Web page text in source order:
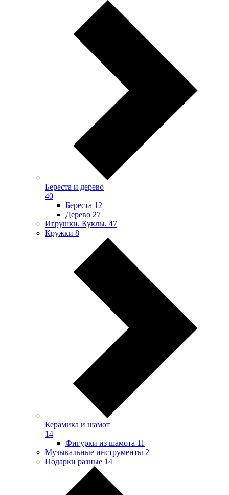
Береста и дерево
40
Береста 12
Дерево 27
Игрушки. Куклы. 47
Кружки 8
Керамика и шамот
14
Фигурки из шамота 11
Музыкальные инструменты 2
Подарки разные 14